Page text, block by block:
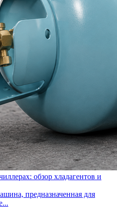
обзор хладагентов и
предназначенная для